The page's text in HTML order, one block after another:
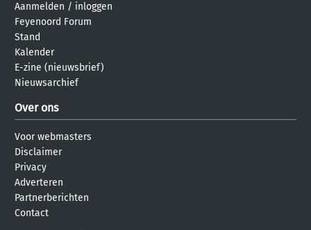
Aanmelden / inloggen
Feyenoord Forum
Stand
Kalender
E-zine (nieuwsbrief)
Nieuwsarchief
Over ons
Voor webmasters
Disclaimer
Privacy
Adverteren
Partnerberichten
Contact